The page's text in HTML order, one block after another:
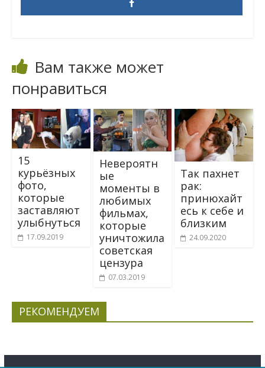
Вам также может
понравиться
15
курьёзных
фото,
которые
заставляют
улыбнуться
17.09.2019
Невероятн
ые
моменты в
любимых
фильмах,
которые
уничтожила
советская
цензура
07.03.2019
Так пахнет
рак:
принюхайт
есь к себе и
близким
24.09.2020
РЕКОМЕНДУЕМ